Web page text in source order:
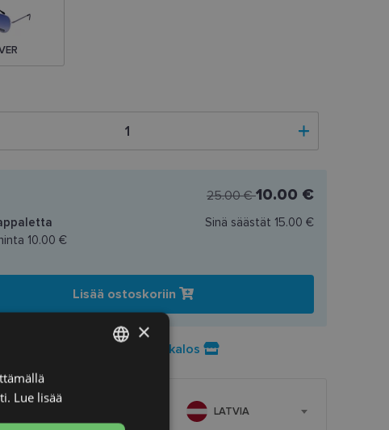
25.00 €10.00 €
10.00 €
Sinä säästät 15.00 €
Lisää ostoskoriin
Preču pieejamība veikalos
LATVIA
×
Lue lisää